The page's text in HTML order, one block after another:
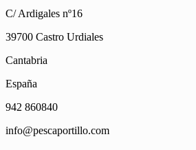
C/ Ardigales nº16
39700 Castro Urdiales
Cantabria
España
942 860840
info@pescaportillo.com